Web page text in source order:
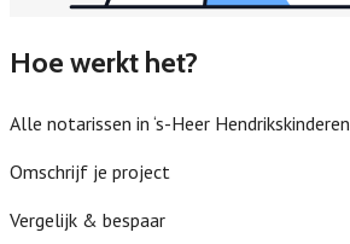
Hoe werkt het?
Alle notarissen in ‘s-Heer Hendrikskinderen
Omschrijf je project
Vergelijk & bespaar